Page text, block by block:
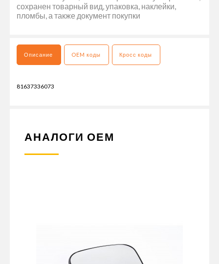
сохранен товарный вид, упаковка, наклейки,
пломбы, а также документ покупки
Описание OEM коды Кросс коды
81637336073
АНАЛОГИ ОЕМ